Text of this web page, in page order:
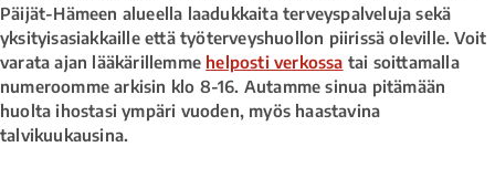
Päijät-Hämeen alueella laadukkaita terveyspalveluja sekä
yksityisasiakkaille että työterveyshuollon piirissä oleville. Voit
varata ajan lääkärillemme helposti verkossa tai soittamalla
numeroomme arkisin klo 8-16. Autamme sinua pitämään
huolta ihostasi ympäri vuoden, myös haastavina
talvikuukausina.